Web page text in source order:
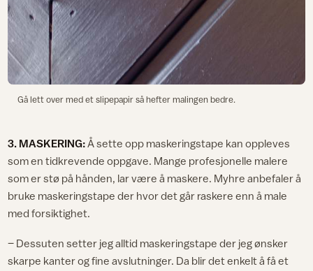
Gå lett over med et slipepapir så hefter malingen bedre.
3. MASKERING:Å sette opp maskeringstape kan oppleves
som en tidkrevende oppgave. Mange profesjonelle malere
som er stø på hånden, lar være å maskere. Myhre anbefaler å
bruke maskeringstape der hvor det går raskere enn å male
med forsiktighet.
– Dessuten setter jeg alltid maskeringstape der jeg ønsker
skarpe kanter og fine avslutninger. Da blir det enkelt å få et